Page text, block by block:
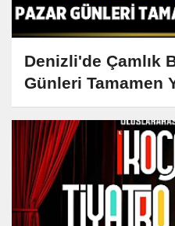
Denizli'de Çamlık
Günleri Tamamen